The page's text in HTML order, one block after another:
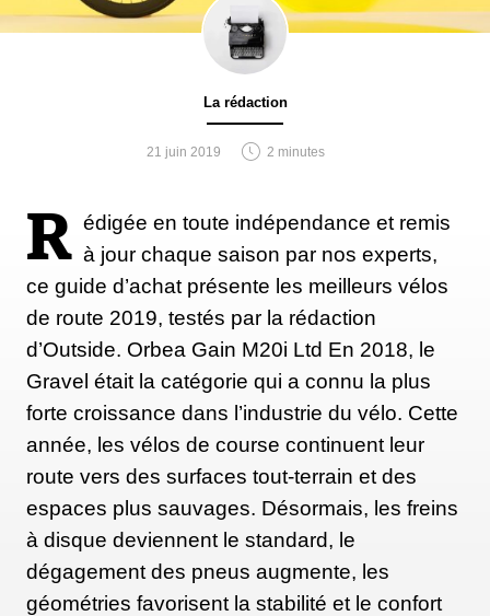
La rédaction
21 juin 2019 2 minutes
R édigée en toute indépendance et remis
à jour chaque saison par nos experts,
ce guide d’achat présente les meilleurs vélos
de route 2019, testés par la rédaction
d’Outside. Orbea Gain M20i Ltd En 2018, le
Gravel était la catégorie qui a connu la plus
forte croissance dans l’industrie du vélo. Cette
année, les vélos de course continuent leur
route vers des surfaces tout-terrain et des
espaces plus sauvages. Désormais, les freins
à disque deviennent le standard, le
dégagement des pneus augmente, les
géométries favorisent la stabilité et le confort